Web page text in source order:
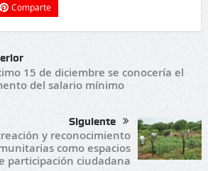
Comparte
15 de diciembre se conocería el
del salario mínimo
Siguiente
y reconocimiento
como espacios
participación ciudadana